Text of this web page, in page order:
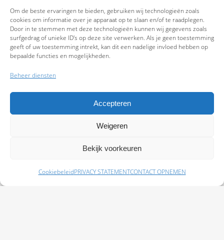
Om de beste ervaringen te bieden, gebruiken wij technologieën zoals
cookies om informatie over je apparaat op te slaan en/of te raadplegen.
Door in te stemmen met deze technologieën kunnen wij gegevens zoals
surfgedrag of unieke ID's op deze site verwerken. Als je geen toestemming
geeft of uw toestemming intrekt, kan dit een nadelige invloed hebben op
bepaalde functies en mogelijkheden.
Beheer diensten
Accepteren
Weigeren
Bekijk voorkeuren
CookiebeleidPRIVACY STATEMENTCONTACT OPNEMEN
Schade melden Afspraak maken Polissen